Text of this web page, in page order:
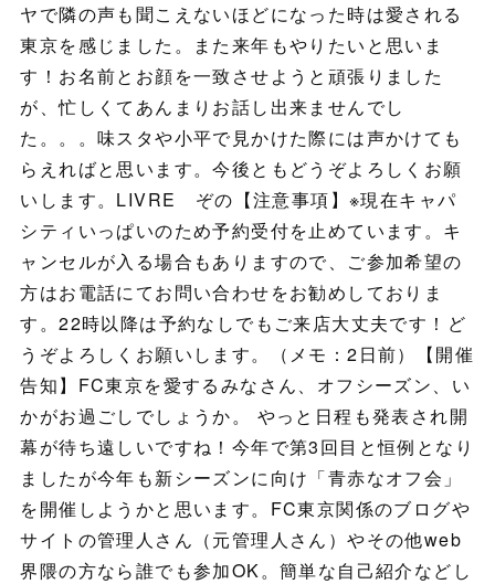
ヤで隣の声も聞こえないほどになった時は愛される
東京を感じました。また来年もやりたいと思いま
す！お名前とお顔を一致させようと頑張りました
が、忙しくてあんまりお話し出来ませんでし
た。。。味スタや小平で見かけた際には声かけても
らえればと思います。今後ともどうぞよろしくお願
いします。LIVRE ぞの【注意事項】※現在キャパ
シティいっぱいのため予約受付を止めています。キ
ャンセルが入る場合もありますので、ご参加希望の
方はお電話にてお問い合わせをお勧めしておりま
す。22時以降は予約なしでもご来店大丈夫です！ど
うぞよろしくお願いします。（メモ：2日前）【開催
告知】FC東京を愛するみなさん、オフシーズン、い
かがお過ごしでしょうか。 やっと日程も発表され開
幕が待ち遠しいですね！今年で第3回目と恒例となり
ましたが今年も新シーズンに向け「青赤なオフ会」
を開催しようかと思います。FC東京関係のブログや
サイトの管理人さん（元管理人さん）やその他web
界隈の方なら誰でも参加OK。簡単な自己紹介などし